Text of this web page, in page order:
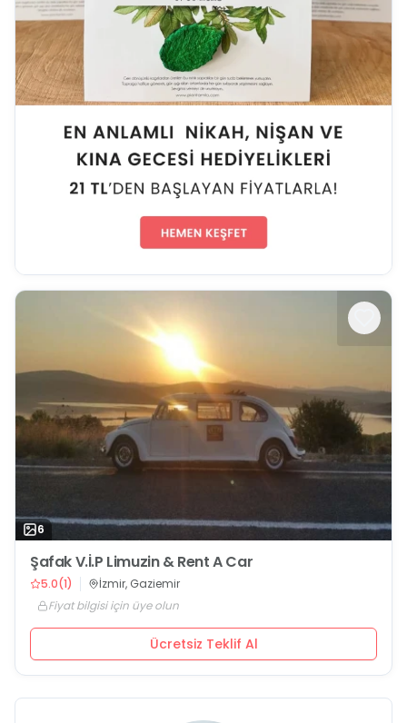
6
Şafak V.İ.P Limuzin & Rent A Car
5.0(1)
İzmir, Gaziemir
Fiyat bilgisi için üye olun
Ücretsiz Teklif Al